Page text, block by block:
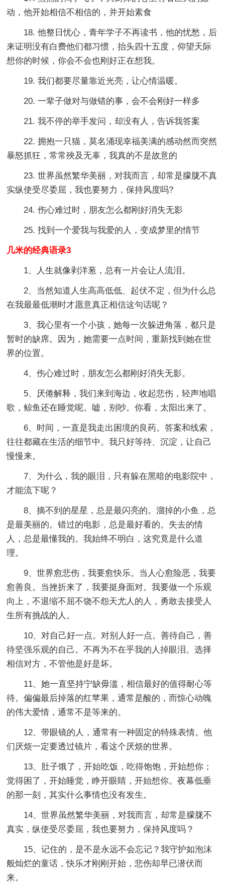
动，他开始相信不相信的，并开始素食
18. 他整日忧心，青年学子不再读书，他的忧愁，后
来证明没有白费他们都习惯，抬头四十五度，仰望天际
想你的时候，你会不会也刚好正在想我。
19. 我们都要尽量靠近光亮，让心情温暖。
20. 一辈子做对与做错的事，会不会刚好一样多
21. 我不停的举手发问，却没有人，告诉我答案
22. 拥抱一只猫，莫名涌现幸福美满的感动然而突然
暴怒抓狂，常常殃及无辜，我真的不是故意的
23. 世界虽然繁华美丽，对我而言，却常是朦胧不真
实纵使受尽委屈，我也要努力，保持风度吗?
24. 伤心难过时，朋友怎么都刚好消失无影
25. 找到一个爱我与我爱的人，变成梦里的情节
几米的经典语录3
1、人生就像剥洋葱，总有一片会让人流泪。
2、当然知道人生高高低低、起伏不定，但为什么总
在我最最低潮时才愿意真正相信这句话呢？
3、我心里有一个小孩，她每一次躲进角落，都只是
暂时的缺席。因为，她需要一点时间，重新找到她在世
界的位置。
4、伤心难过时，朋友怎么都刚好消失无影。
5、厌倦解释，我们来到海边，收起悲伤，轻声地唱
歌，鲸鱼还在睡觉呢。嘘，别吵。你看，太阳出来了。
6、时间，一直是我走出困境的良药。答案和线索，
往往都藏在生活的细节中。我只好等待、沉淀，让自己
慢慢来。
7、为什么，我的眼泪，只有躲在黑暗的电影院中，
才能流下呢？
8、摘不到的星星，总是最闪亮的。溜掉的小鱼，总
是最美丽的。错过的电影，总是最好看的。失去的情
人，总是最懂我的。我始终不明白，这究竟是什么道
理。
9、世界愈悲伤，我要愈快乐。当人心愈险恶，我要
愈善良。当挫折来了，我要挺身面对。我要做一个乐观
向上，不退缩不屈不饶不怨天尤人的人，勇敢去接受人
生所有挑战的人。
10、对自己好一点。对别人好一点。善待自己，善
待坚强乐观的自己。不再为不在乎我的人掉眼泪。选择
相信对方，不管他是好是坏。
11、她一直坚持宁缺毋滥，相信最好的值得耐心等
待。偏偏最后掉落的红苹果，通常是酸的，而惊心动魄
的伟大爱情，通常不是等来的。
12、带眼镜的人，通常有一种固定的特殊表情。他
们厌烦一定要透过镜片，看这个厌烦的世界。
13、肚子饿了，开始吃饭，吃得饱饱，开始想你；
觉得困了，开始睡觉，睁开眼睛，开始想你。夜幕低垂
的那一刻，其实什么事情也没有发生。
14、世界虽然繁华美丽，对我而言，却常是朦胧不
真实，纵使受尽委屈，我也要努力，保持风度吗？
15、记住的，是不是永远不会忘记？我守护如泡沫
般灿烂的童话，快乐才刚刚开始，悲伤却早已潜伏而
来。